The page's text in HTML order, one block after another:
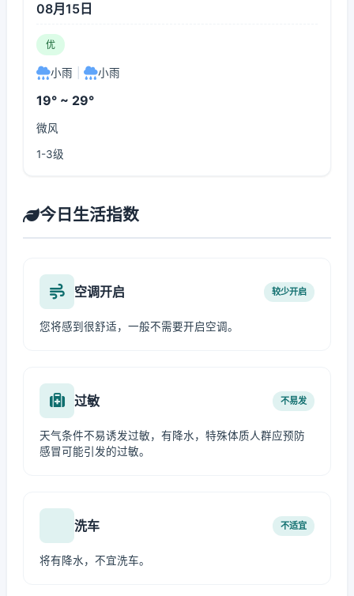
08月15日
优
小雨 小雨
19° ~ 29°
微风
1-3级
今日生活指数
空调开启 较少开启
您将感到很舒适，一般不需要开启空调。
过敏 不易发
天气条件不易诱发过敏，有降水，特殊体质人群应预防
感冒可能引发的过敏。
洗车 不适宜
将有降水，不宜洗车。